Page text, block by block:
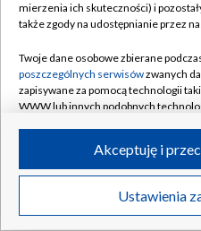
Naziemna Telewizja
Rada Programowa
System NOS
Informacje o nadawcy
Program dla prasy
Ogłoszenie przetargowe
©2026 Telewizja
mierzenia ich skuteczności) i
także zgody na udostępnianie przez
Twoje dane osobowe zbierane
poszczególnych serwisówzwanych
zapisywane za pomocą technologii
WWW lub innych podobnych
ruchu w Internecie.
Twoje dane osobowe zbierane
poszczególnych serwisówna Portalu,
Ustawienia
Akceptuję i